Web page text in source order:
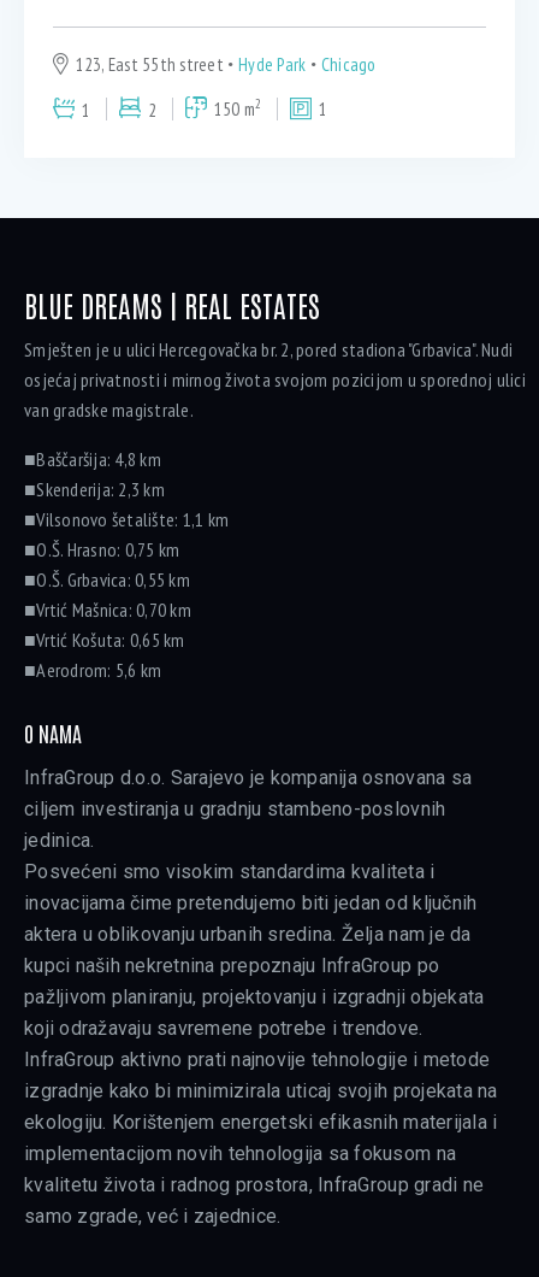
123, East 55th street Hyde Park
Chicago
1
2 150 m2 1
BLUE DREAMS | REAL ESTATES
Smješten je u ulici Hercegovačka br. 2, pored stadiona "Grbavica". Nudi
osjećaj privatnosti i mirnog života svojom pozicijom u sporednoj ulici
van gradske magistrale.
■Baščaršija: 4,8 km
■Skenderija: 2,3 km
■Vilsonovo šetalište: 1,1 km
■O.Š. Hrasno: 0,75 km
■O.Š. Grbavica: 0,55 km
■Vrtić Mašnica: 0,70 km
■Vrtić Košuta: 0,65 km
■Aerodrom: 5,6 km
O NAMA
InfraGroup d.o.o. Sarajevo je kompanija osnovana sa
ciljem investiranja u gradnju stambeno-poslovnih
jedinica.
Posvećeni smo visokim standardima kvaliteta i
inovacijama čime pretendujemo biti jedan od ključnih
aktera u oblikovanju urbanih sredina. Želja nam je da
kupci naših nekretnina prepoznaju InfraGroup po
pažljivom planiranju, projektovanju i izgradnji objekata
koji odražavaju savremene potrebe i trendove.
InfraGroup aktivno prati najnovije tehnologije i metode
izgradnje kako bi minimizirala uticaj svojih projekata na
ekologiju. Korištenjem energetski efikasnih materijala i
implementacijom novih tehnologija sa fokusom na
kvalitetu života i radnog prostora, InfraGroup gradi ne
samo zgrade, već i zajednice.